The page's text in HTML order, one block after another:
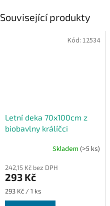
Související produkty
Letní deka 70x100cm z
biobavlny králíčci
Skladem (>5 ks)
242,15 Kč bez DPH
293 Kč
Měrná
cena:
293 Kč / 1 ks
Kód: 12534